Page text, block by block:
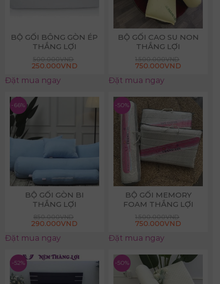
BỘ GỐI BÔNG GÒN ÉP
THẮNG LỢI
500.000VND
Giá
là:
500.000VND.
250.000VNDGiá
Đặt mua ngay
BỘ GỐI CAO SU NON
THẮNG LỢI
1.500.000VND
Giá
là:
1.500.000VND.
750.000VND
Đặt mua ngay
-66%
BỘ GỐI GÒN BI
THẮNG LỢI
850.000VND
Giá
là:
850.000VND.
290.000VND
Đặt mua ngay
-50%
BỘ GỐI MEMORY
FOAM THẮNG LỢI
1.500.000VND
Giá
là:
1.500.000VND.
750.000VND
Đặt mua ngay
-52% -50%